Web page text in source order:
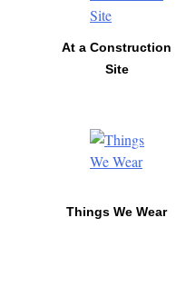
At a Construction
Site
Things We Wear